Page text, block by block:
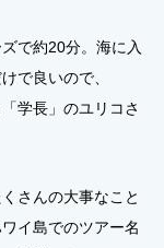
で約20分。海に入
で良いので、
学長」のユリコさ
さんの大事なこと
イ島でのツアー名